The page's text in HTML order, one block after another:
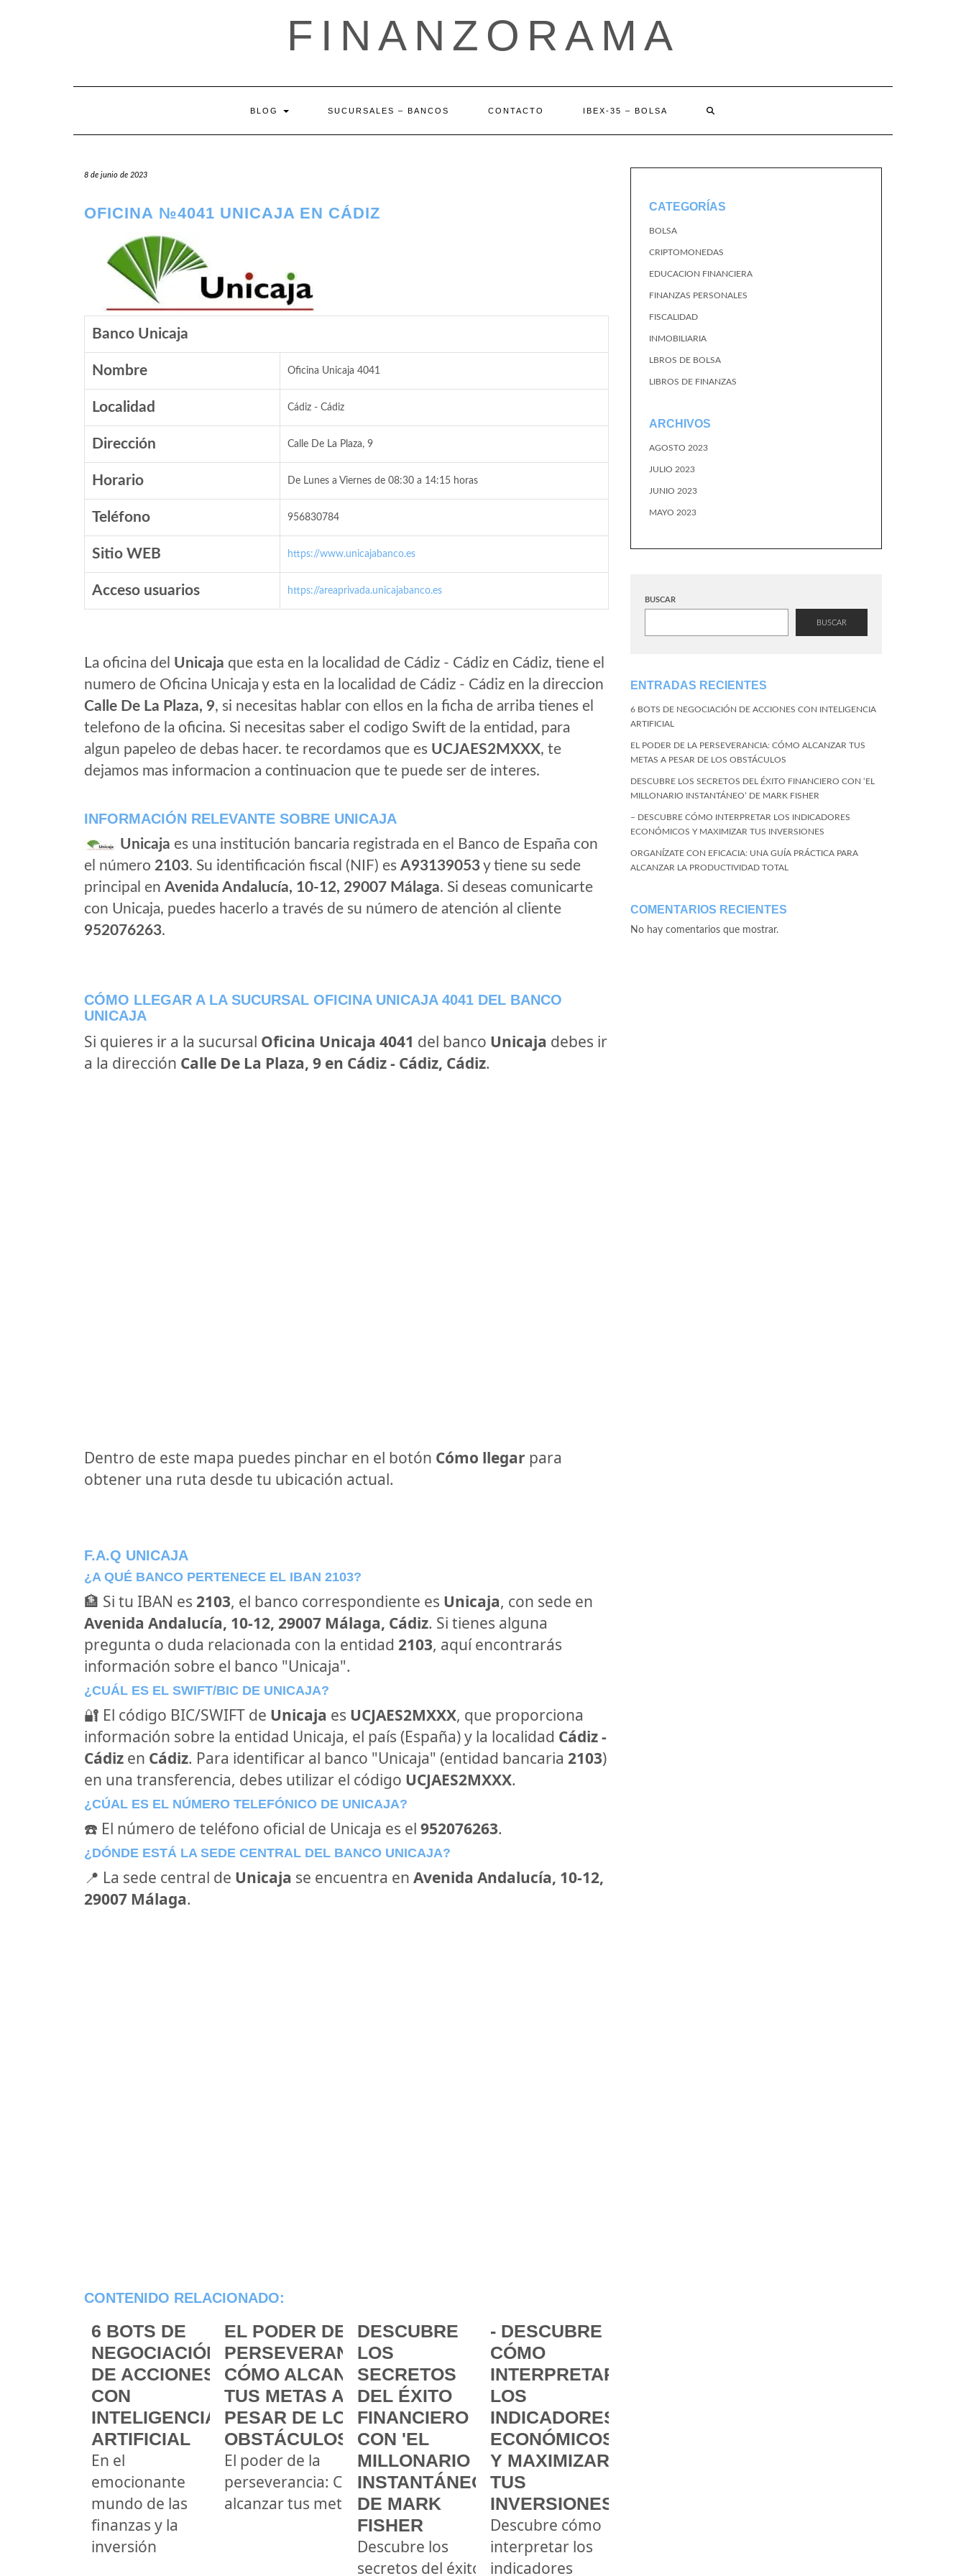
FINANZORAMA
BLOG SUCURSALES – BANCOS CONTACTO IBEX-35 – BOLSA
8 de junio de 2023
OFICINA №4041 UNICAJA EN CÁDIZ
Banco Unicaja
Nombre Oficina Unicaja 4041
Localidad Cádiz - Cádiz
Dirección Calle De La Plaza, 9
Horario De Lunes a Viernes de 08:30 a 14:15 horas
Teléfono 956830784
Sitio WEB https://www.unicajabanco.es
Acceso usuarios https://areaprivada.unicajabanco.es
La oficina del Unicaja que esta en la localidad de Cádiz - Cádiz en Cádiz, tiene el
numero de Oficina Unicaja y esta en la localidad de Cádiz - Cádiz en la direccion
Calle De La Plaza, 9, si necesitas hablar con ellos en la ficha de arriba tienes el
telefono de la oficina. Si necesitas saber el codigo Swift de la entidad, para
algun papeleo de debas hacer. te recordamos que es UCJAES2MXXX, te
dejamos mas informacion a continuacion que te puede ser de interes.
INFORMACIÓN RELEVANTE SOBRE UNICAJA
Unicaja es una institución bancaria registrada en el Banco de España con
el número 2103. Su identificación fiscal (NIF) es A93139053y tiene su sede
principal en Avenida Andalucía, 10-12, 29007 Málaga. Si deseas comunicarte
con Unicaja, puedes hacerlo a través de su número de atención al cliente
952076263.
CÓMO LLEGAR A LA SUCURSAL OFICINA UNICAJA 4041 DEL BANCO
UNICAJA
Si quieres ir a la sucursal Oficina Unicaja 4041 del banco Unicaja debes ir
a la dirección Calle De La Plaza, 9 en Cádiz - Cádiz, Cádiz.
Dentro de este mapa puedes pinchar en el botón Cómo llegar para
obtener una ruta desde tu ubicación actual.
F.A.Q UNICAJA
¿A QUÉ BANCO PERTENECE EL IBAN 2103?
🏦 Si tu IBAN es 2103, el banco correspondiente es Unicaja, con sede en
Avenida Andalucía, 10-12, 29007 Málaga, Cádiz. Si tienes alguna
pregunta o duda relacionada con la entidad 2103, aquí encontrarás
información sobre el banco "Unicaja".
¿CUÁL ES EL SWIFT/BIC DE UNICAJA?
🔐 El código BIC/SWIFT de Unicaja es UCJAES2MXXX, que proporciona
información sobre la entidad Unicaja, el país (España) y la localidad Cádiz -
Cádiz en Cádiz. Para identificar al banco "Unicaja" (entidad bancaria 2103)
en una transferencia, debes utilizar el código UCJAES2MXXX.
¿CÚAL ES EL NÚMERO TELEFÓNICO DE UNICAJA?
☎️ El número de teléfono oficial de Unicaja es el 952076263.
¿DÓNDE ESTÁ LA SEDE CENTRAL DEL BANCO UNICAJA?
📍 La sede central de Unicaja se encuentra en Avenida Andalucía, 10-12,
29007 Málaga.
CONTENIDO RELACIONADO:
6 BOTS DE
NEGOCIACIÓN
DE ACCIONES
CON
INTELIGENCIA
ARTIFICIAL
En el
emocionante
mundo de las
finanzas y la
inversión
EL PODER DE LA
PERSEVERANCIA:
CÓMO ALCANZAR
TUS METAS A
PESAR DE LOS
OBSTÁCULOS
El poder de la
perseverancia: Cómo
alcanzar tus metas
DESCUBRE
LOS
SECRETOS
DEL ÉXITO
FINANCIERO
CON 'EL
MILLONARIO
INSTANTÁNEO'
DE MARK
FISHER
Descubre los
secretos del éxito
- DESCUBRE
CÓMO
INTERPRETAR
LOS
INDICADORES
ECONÓMICOS
Y MAXIMIZAR
TUS
INVERSIONES
Descubre cómo
interpretar los
indicadores
CATEGORÍAS
BOLSA
CRIPTOMONEDAS
EDUCACION FINANCIERA
FINANZAS PERSONALES
FISCALIDAD
INMOBILIARIA
LBROS DE BOLSA
LIBROS DE FINANZAS
ARCHIVOS
AGOSTO 2023
JULIO 2023
JUNIO 2023
MAYO 2023
BUSCAR
BUSCAR
ENTRADAS RECIENTES
6 BOTS DE NEGOCIACIÓN DE ACCIONES CON INTELIGENCIA
ARTIFICIAL
EL PODER DE LA PERSEVERANCIA: CÓMO ALCANZAR TUS
METAS A PESAR DE LOS OBSTÁCULOS
DESCUBRE LOS SECRETOS DEL ÉXITO FINANCIERO CON ‘EL
MILLONARIO INSTANTÁNEO’ DE MARK FISHER
– DESCUBRE CÓMO INTERPRETAR LOS INDICADORES
ECONÓMICOS Y MAXIMIZAR TUS INVERSIONES
ORGANÍZATE CON EFICACIA: UNA GUÍA PRÁCTICA PARA
ALCANZAR LA PRODUCTIVIDAD TOTAL
COMENTARIOS RECIENTES
No hay comentarios que mostrar.